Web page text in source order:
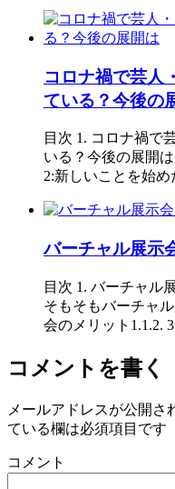
コロナ禍で芸人
ている？今後の
目次 1. コロナ禍で
いる？今後の展開
2:新しいことを始
バーチャル展示
目次 1. バーチャル
そもそもバーチャ
会のメリット1.1.2.
コメントを書く
メールアドレスが公開さ
ている欄は必須項目です
コメント